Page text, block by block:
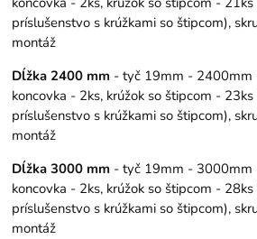
príslušenstvo s krúžkami so štipcom),
montáž
Dĺžka 2400 mm - tyč 19mm - 2400mm
koncovka - 2ks, krúžok so štipcom -
príslušenstvo s krúžkami so štipcom),
montáž
Dĺžka 3000 mm - tyč 19mm - 3000mm
koncovka - 2ks, krúžok so štipcom -
príslušenstvo s krúžkami so štipcom),
montáž